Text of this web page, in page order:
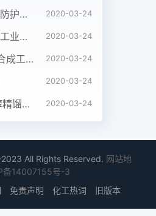
石油化工设备腐蚀与防护参考书十本免费下载，绝版珍藏 2020-03-24
四喷嘴水煤浆气化炉工业应用情况简介 2020-03-24
Lurgi和ICI低压甲醇合成工艺比较 2020-03-24
2020-03-24
精甲醇及MTO级甲醇精馏工艺技术进展 2020-03-24
All Rights Reserved. 网站地
备14007155号-3
免责声明 化工热词 旧版本